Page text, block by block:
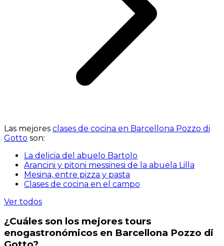
Las mejores clases de cocina en Barcellona Pozzo di
Gotto son:
La delicia del abuelo Bartolo
Arancini y pitoni messinesi de la abuela Lilla
Mesina, entre pizza y pasta
Clases de cocina en el campo
Ver todos
¿Cuáles son los mejores tours
enogastronómicos en Barcellona Pozzo di